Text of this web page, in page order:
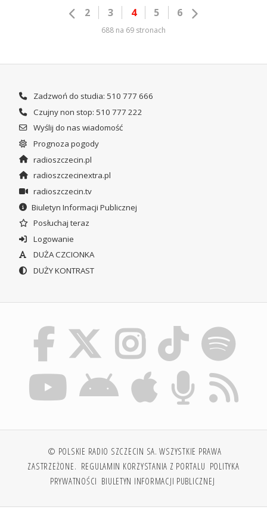
2 3 4 5 6
688 na 69 stronach
Zadzwoń do studia: 510 777 666
Czujny non stop: 510 777 222
Wyślij do nas wiadomość
Prognoza pogody
radioszczecin.pl
radioszczecinextra.pl
radioszczecin.tv
Biuletyn Informacji Publicznej
Posłuchaj teraz
Logowanie
DUŻA CZCIONKA
DUŻY KONTRAST
© POLSKIE RADIO SZCZECIN SA. WSZYSTKIE PRAWA
ZASTRZEŻONE. REGULAMIN KORZYSTANIA Z PORTALU POLITYKA
PRYWATNOŚCI BIULETYN INFORMACJI PUBLICZNEJ